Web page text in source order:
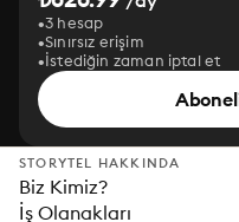
3 hesap
Sınırsız erişim
İstediğin zaman iptal et
STORYTEL HAKKINDA
Biz Kimiz?
İş Olanakları